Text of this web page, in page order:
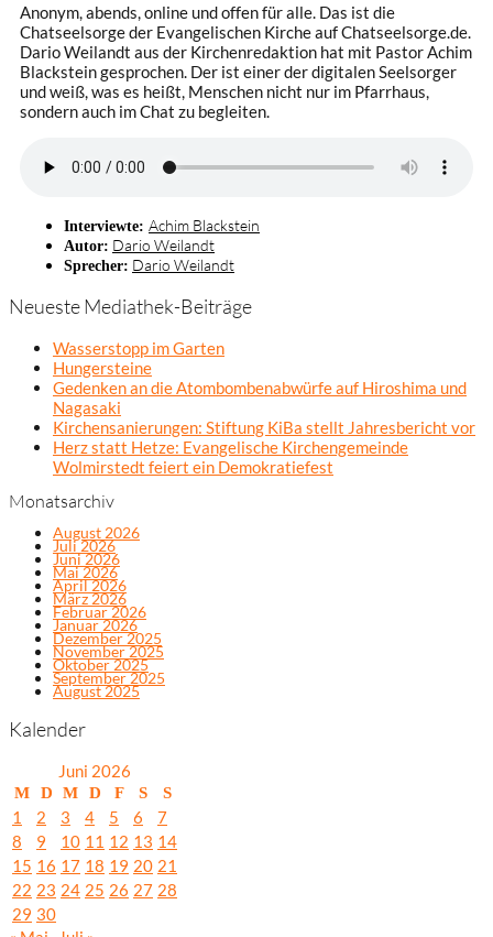
Anonym, abends, online und offen für alle. Das ist die
Chatseelsorge der Evangelischen Kirche auf Chatseelsorge.de.
Dario Weilandt aus der Kirchenredaktion hat mit Pastor Achim
Blackstein gesprochen. Der ist einer der digitalen Seelsorger
und weiß, was es heißt, Menschen nicht nur im Pfarrhaus,
sondern auch im Chat zu begleiten.
Interviewte: Achim Blackstein
Autor: Dario Weilandt
Sprecher: Dario Weilandt
Neueste Mediathek-Beiträge
Wasserstopp im Garten
Hungersteine
Gedenken an die Atombombenabwürfe auf Hiroshima und
Nagasaki
Kirchensanierungen: Stiftung KiBa stellt Jahresbericht vor
Herz statt Hetze: Evangelische Kirchengemeinde
Wolmirstedt feiert ein Demokratiefest
Monatsarchiv
August 2026
Juli 2026
Juni 2026
Mai 2026
April 2026
März 2026
Februar 2026
Januar 2026
Dezember 2025
November 2025
Oktober 2025
September 2025
August 2025
Kalender
Juni 2026
M D M D F S S
1 2 3 4 5 6
7
8
9 10 11 12 13 14
15 16 17 18 19 20 21
22 23 24 25 26 27 28
29 30